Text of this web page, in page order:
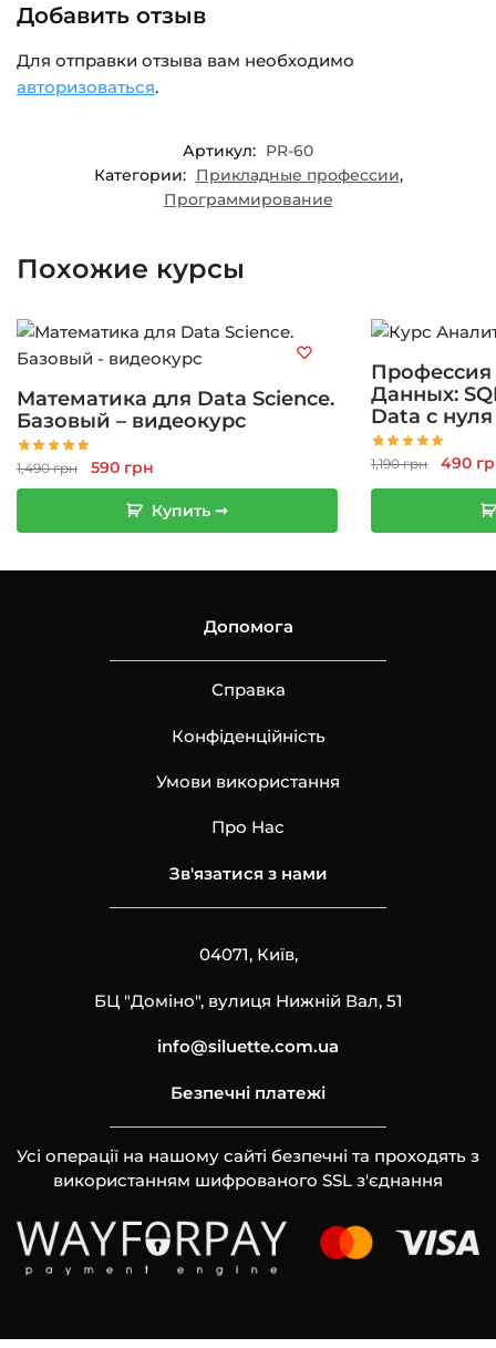
Добавить отзыв
Для отправки отзыва вам необходимо
авторизоваться.
Артикул: PR-60
Категории: Прикладные профессии,
Программирование
Похожие курсы
Математика для Data Science.
Базовый – видеокурс
1,490грн
Первоначальная
цена
составляла
1,490 грн.
590 грн
цена:
590 грн.
Купить ➞
Данных:
Data с нуля
1,190грн
цена
1,190
490
Допомога
Справка
Конфіденційність
Умови використання
Про Нас
Зв'язатися з нами
04071, Київ,
БЦ "Доміно", вулиця Нижній Вал, 51
info@siluette.com.ua
Безпечні платежі
Усі операції на нашому сайті безпечні та проходять з
використанням шифрованого SSL з'єднання